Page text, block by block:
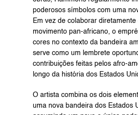
poderosos símbolos com uma
Em vez de colaborar diretamente
movimento pan-africano, o
cores no contexto da bandeira
serve como um lembrete
contribuições feitas pelos afro-
longo da história dos Estados
O artista combina os dois
uma nova bandeira dos Estados